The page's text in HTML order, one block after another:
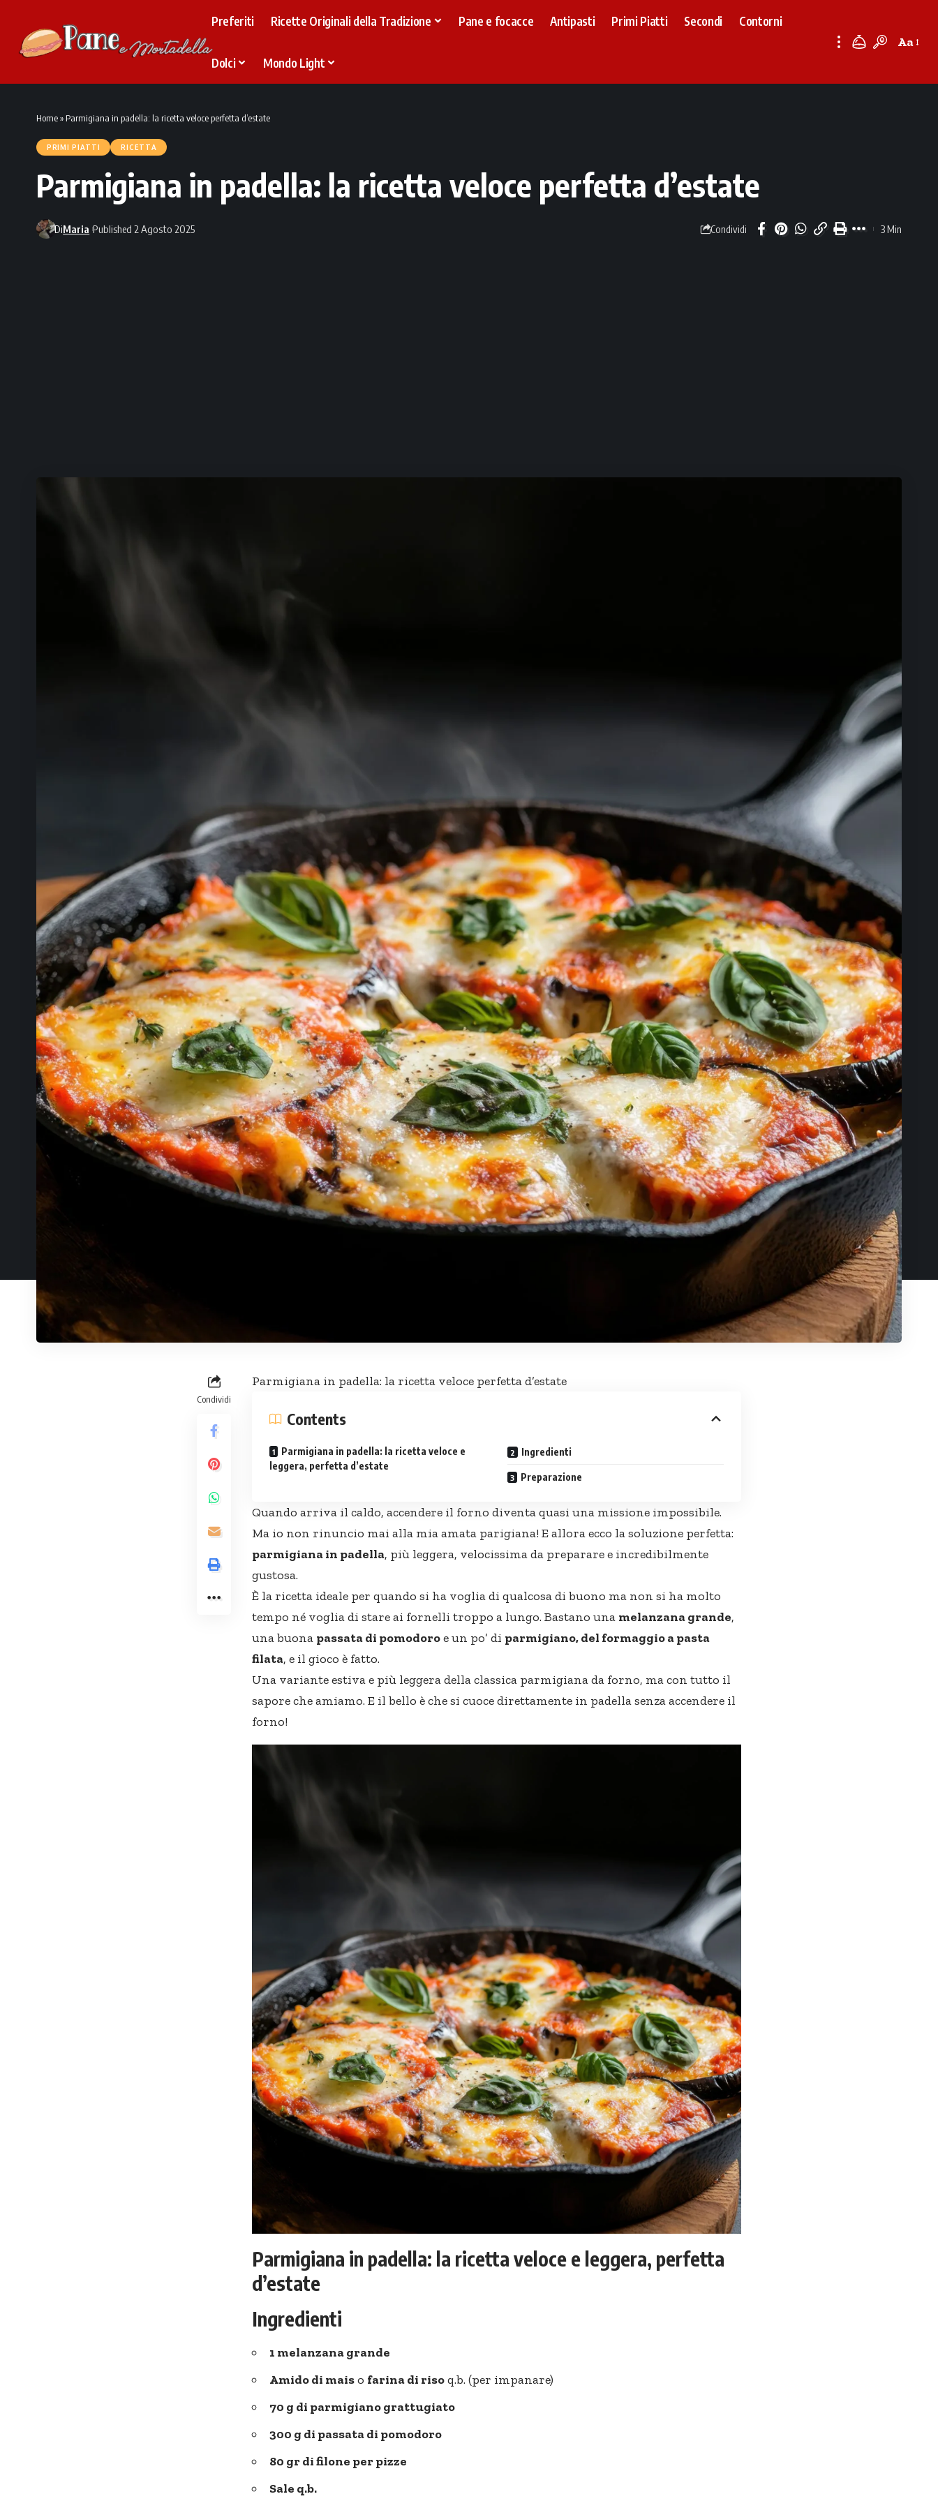
Preferiti Ricette Originali della Tradizione Pane e focacce Antipasti Primi Piatti Secondi Contorni
Dolci Mondo Light
Font
Aa
Home» Parmigiana in padella: la ricetta veloce perfetta d’estate
PRIMI PIATTI RICETTA
Parmigiana in padella: la ricetta veloce perfetta d’estate
DiMaria Published 2 Agosto 2025 Condividi 3 Min
Condividi
Parmigiana in padella: la ricetta veloce perfetta d’estate
Contents
Parmigiana in padella: la ricetta veloce e
leggera, perfetta d’estate
Ingredienti
Preparazione
Quando arriva il caldo, accendere il forno diventa quasi una missione impossibile.
Ma io non rinuncio mai alla mia amata parigiana! E allora ecco la soluzione perfetta:
parmigiana in padella, più leggera, velocissima da preparare e incredibilmente
gustosa.
È la ricetta ideale per quando si ha voglia di qualcosa di buono ma non si ha molto
tempo né voglia di stare ai fornelli troppo a lungo. Bastano una melanzana grande,
una buona passata di pomodoroe un po’ di parmigiano, del formaggio a pasta
filata, e il gioco è fatto.
Una variante estiva e più leggera della classica parmigiana da forno, ma con tutto il
sapore che amiamo. E il bello è che si cuoce direttamente in padella senza accendere il
forno!
Parmigiana in padella: la ricetta veloce e leggera, perfetta
d’estate
Ingredienti
1 melanzana grande
Amido di maiso farina di risoq.b. (per impanare)
70 g di parmigiano grattugiato
300 g di passata di pomodoro
80 gr di filone per pizze
Sale q.b.